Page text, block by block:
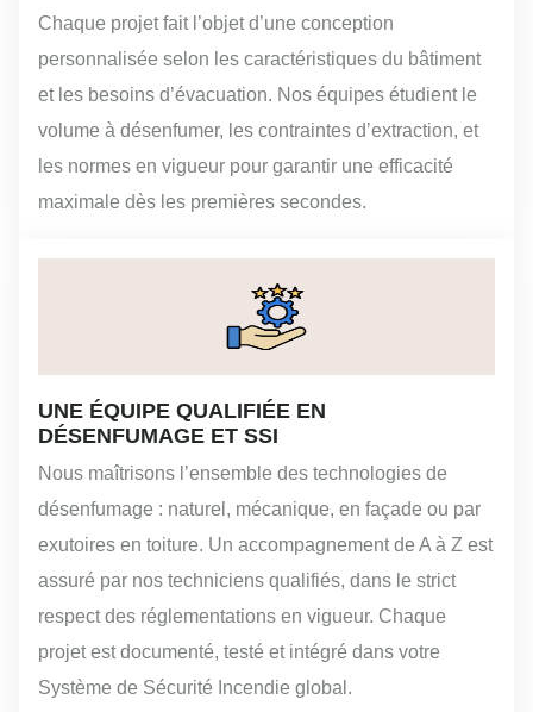
Chaque projet fait l’objet d’une conception
personnalisée selon les caractéristiques du bâtiment
et les besoins d’évacuation. Nos équipes étudient le
volume à désenfumer, les contraintes d’extraction, et
les normes en vigueur pour garantir une efficacité
maximale dès les premières secondes.
UNE ÉQUIPE QUALIFIÉE EN
DÉSENFUMAGE ET SSI
Nous maîtrisons l’ensemble des technologies de
désenfumage : naturel, mécanique, en façade ou par
exutoires en toiture. Un accompagnement de A à Z est
assuré par nos techniciens qualifiés, dans le strict
respect des réglementations en vigueur. Chaque
projet est documenté, testé et intégré dans votre
Système de Sécurité Incendie global.